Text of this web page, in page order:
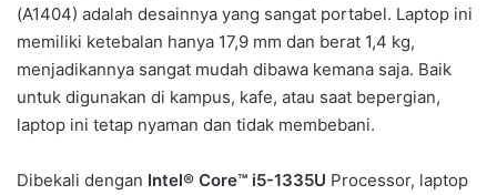
(A1404) adalah desainnya yang sangat portabel. Laptop ini
memiliki ketebalan hanya 17,9 mm dan berat 1,4 kg,
menjadikannya sangat mudah dibawa kemana saja. Baik
untuk digunakan di kampus, kafe, atau saat bepergian,
laptop ini tetap nyaman dan tidak membebani.
Dibekali dengan Intel® Core™ i5-1335U Processor, laptop